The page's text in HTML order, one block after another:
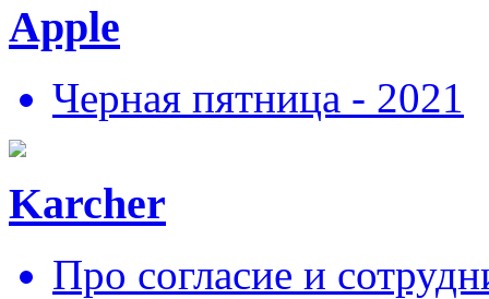
Apple
Черная пятница - 2021
Karcher
Про согласие и